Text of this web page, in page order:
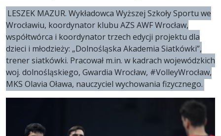
LESZEK MAZUR. Wykładowca Wyższej Szkoły Sportu we
Wrocławiu, koordynator klubu AZS AWF Wrocław,
współtwórca i koordynator trzech edycji projektu dla
dzieci i młodzieży: „Dolnośląska Akademia Siatkówki”,
trener siatkówki. Pracował m.in. w kadrach wojewódzkich
woj. dolnośląskiego, Gwardia Wrocław, #VolleyWrocław,
MKS Olavia Oława, nauczyciel wychowania fizycznego.